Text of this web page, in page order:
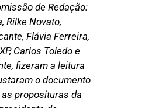
de Redação:
Rilke Novato,
Flávia Ferreira,
Carlos Toledo e
fizeram a leitura
o documento
proposituras da